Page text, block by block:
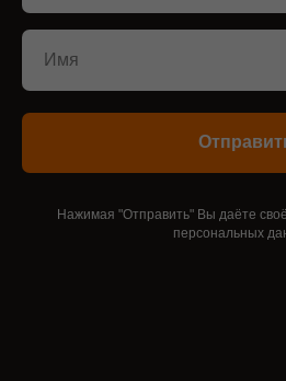
Нажимая "Отправить" Вы даёте
персональных